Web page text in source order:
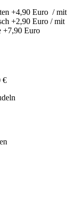
+4,90 Euro / mit
+2,90 Euro / mit
+7,90 Euro
€